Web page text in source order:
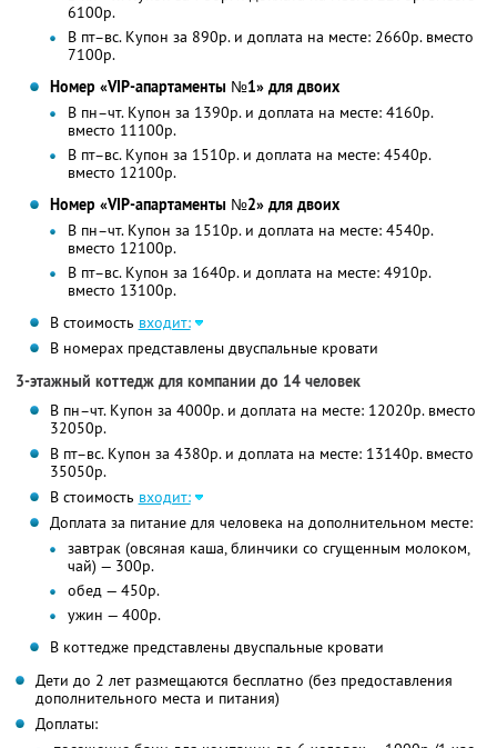
6100р.
В пт–вс. Купон за 890р. и доплата на месте: 2660р. вместо
7100р.
Номер «VIP-апартаменты №1» для двоих
В пн–чт. Купон за 1390р. и доплата на месте: 4160р.
вместо 11100р.
В пт–вс. Купон за 1510р. и доплата на месте: 4540р.
вместо 12100р.
Номер «VIP-апартаменты №2» для двоих
В пн–чт. Купон за 1510р. и доплата на месте: 4540р.
вместо 12100р.
В пт–вс. Купон за 1640р. и доплата на месте: 4910р.
вместо 13100р.
В стоимость входит:
В номерах представлены двуспальные кровати
3-этажный коттедж для компании до 14 человек
В пн–чт. Купон за 4000р. и доплата на месте: 12020р. вместо
32050р.
В пт–вс. Купон за 4380р. и доплата на месте: 13140р. вместо
35050р.
В стоимость входит:
Доплата за питание для человека на дополнительном месте:
завтрак (овсяная каша, блинчики со сгущенным молоком,
чай) — 300р.
обед — 450р.
ужин — 400р.
В коттедже представлены двуспальные кровати
Дети до 2 лет размещаются бесплатно (без предоставления
дополнительного места и питания)
Доплаты: